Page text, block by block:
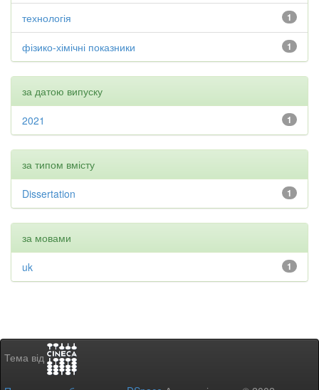
1
технологія
1
фізико-хімічні показники
за датою випуску
1
2021
за типом вмісту
1
Dissertation
за мовами
1
uk
Тема від